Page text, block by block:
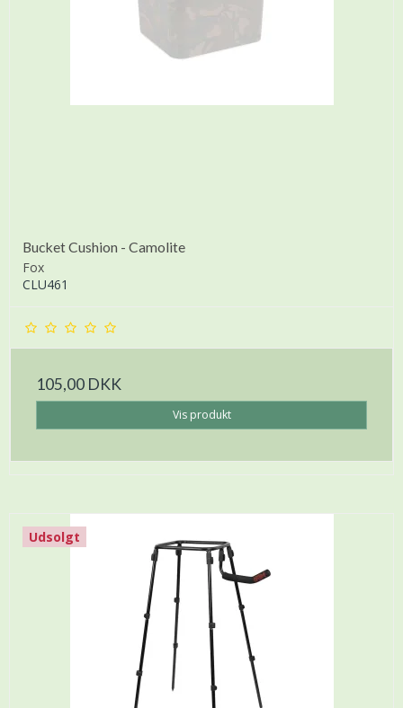
Bucket Cushion - Camolite
Fox
CLU461
105,00 DKK
Vis produkt
Udsolgt